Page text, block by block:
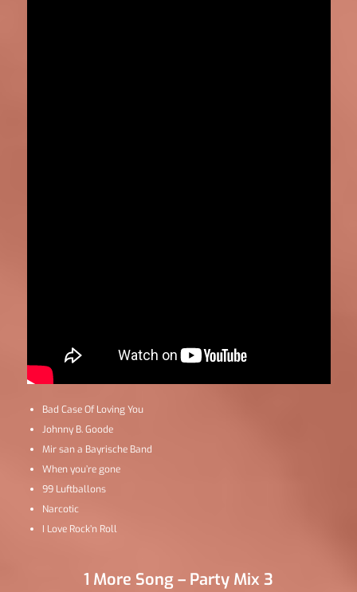
Bad Case Of Loving You
Johnny B. Goode
Mir san a Bayrische Band
When you’re gone
99 Luftballons
Narcotic
I Love Rock’n Roll
1 More Song – Party Mix 3